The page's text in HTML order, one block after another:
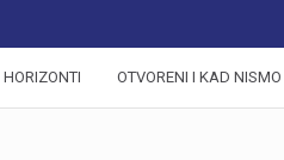
OTVORENI I KAD NISMO